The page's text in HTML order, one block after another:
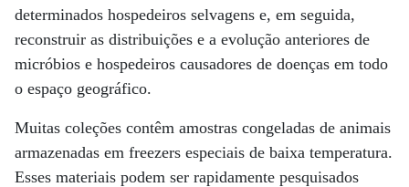
determinados hospedeiros selvagens e, em seguida,
reconstruir as distribuições e a evolução anteriores de
micróbios e hospedeiros causadores de doenças em todo
o espaço geográfico.
Muitas coleções contêm amostras congeladas de animais
armazenadas em freezers especiais de baixa temperatura.
Esses materiais podem ser rapidamente pesquisados ​​